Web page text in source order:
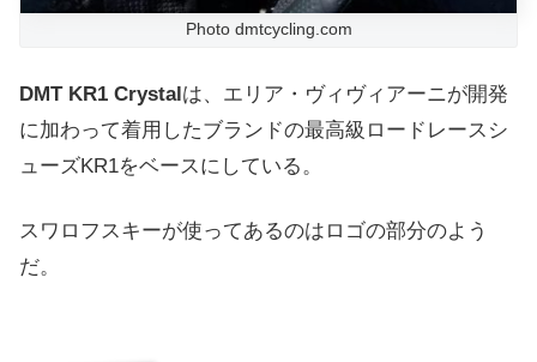
Photo dmtcycling.com
DMT KR1 Crystalは、エリア・ヴィヴィアーニが開発
に加わって着用したブランドの最高級ロードレースシ
ューズKR1をベースにしている。
スワロフスキーが使ってあるのはロゴの部分のよう
だ。